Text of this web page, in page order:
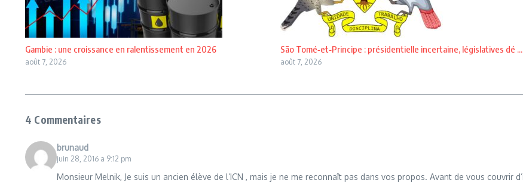
Gambie : une croissance en ralentissement en 2026
août 7, 2026
São Tomé‑et‑Principe : présidentielle incertaine, législatives dé ...
août 7, 2026
4 Commentaires
brunaud
juin 28, 2016 a 9:12 pm
Monsieur Melnik, Je suis un ancien élève de l’ICN , mais je ne me reconnaît pas dans vos propos. Avant de vous